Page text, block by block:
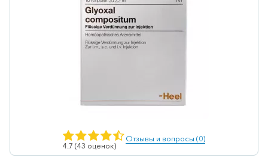
Биологически
Гематологические
Гепатопротекторы
4.7 (43 оценок)
Отзывы и вопросы (0)